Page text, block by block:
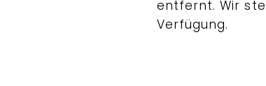
entfernt. Wir
Verfügung.